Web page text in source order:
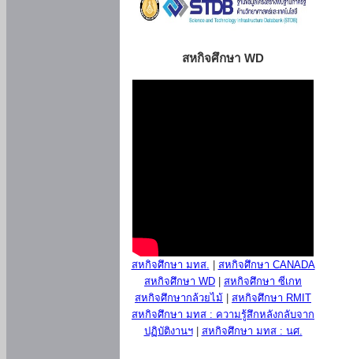
สหกิจศึกษา WD
สหกิจศึกษา มทส.
สหกิจศึกษา CANADA
สหกิจศึกษา WD
สหกิจศึกษา ซีเกท
สหกิจศึกษากล้วยไม้
สหกิจศึกษา RMIT
สหกิจศึกษา มทส : ความรู้สึกหลังกลับจาก
ปฏิบัติงานฯ| สหกิจศึกษา มทส : นศ.